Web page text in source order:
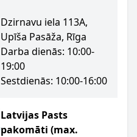
Dzirnavu iela 113A,
Upīša Pasāža, Rīga
Darba dienās: 10:00-
19:00
Sestdienās: 10:00-16:00
Latvijas Pasts
pakomāti (max.